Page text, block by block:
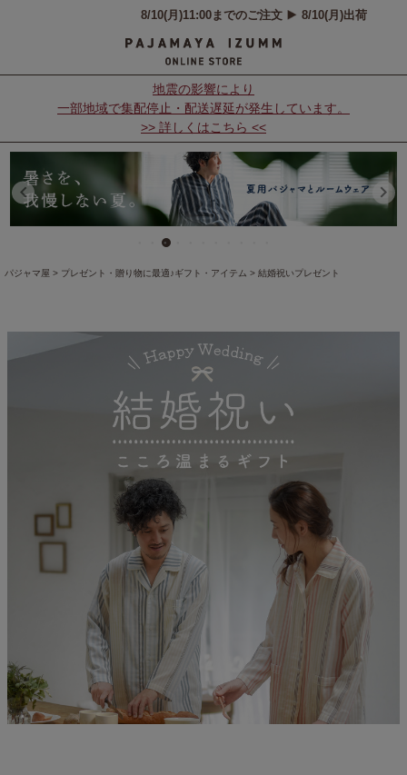
地震の影響により
一部地域で集配停止・配送遅延が発生しています。
>> 詳しくはこちら <<
パジャマ屋 プレゼント・贈り物に最適♪ギフト・アイテム 結婚祝いプレゼント